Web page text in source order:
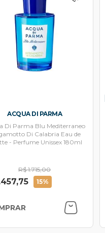
ACQUA DI PARMA
Di Parma Blu Mediterraneo
Di Calabria Eau de
- Perfume Unissex 180ml
R$ 1.715,00
15%